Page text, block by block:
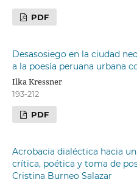
PDF
Desasosiego en la ciudad
a la poesía peruana urbana
Ilka Kressner
193-212
PDF
Acrobacia dialéctica hacia
crítica, poética y toma de
Cristina Burneo Salazar